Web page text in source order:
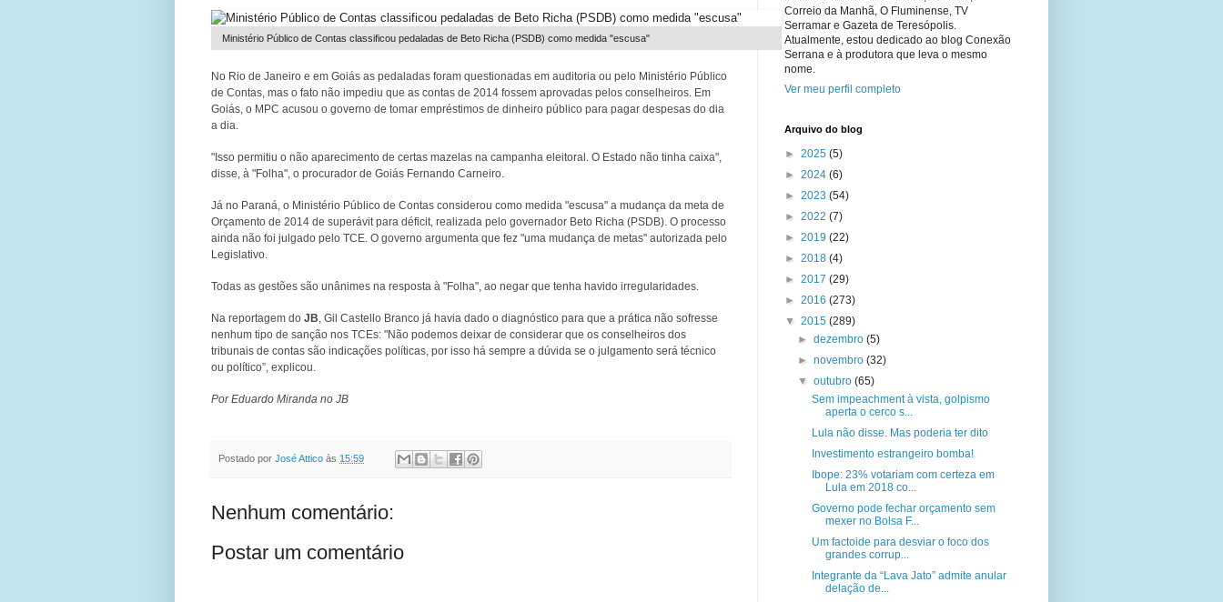
Ministério Público de Contas classificou pedaladas de Beto Richa (PSDB) como medida "escusa"
No Rio de Janeiro e em Goiás as pedaladas foram questionadas em auditoria ou pelo Ministério Público
de Contas, mas o fato não impediu que as contas de 2014 fossem aprovadas pelos conselheiros. Em
Goiás, o MPC acusou o governo de tomar empréstimos de dinheiro público para pagar despesas do dia
a dia.
"Isso permitiu o não aparecimento de certas mazelas na campanha eleitoral. O Estado não tinha caixa",
disse, à "Folha", o procurador de Goiás Fernando Carneiro.
Já no Paraná, o Ministério Público de Contas considerou como medida "escusa" a mudança da meta de
Orçamento de 2014 de superávit para déficit, realizada pelo governador Beto Richa (PSDB). O processo
ainda não foi julgado pelo TCE. O governo argumenta que fez "uma mudança de metas" autorizada pelo
Legislativo.
Todas as gestões são unânimes na resposta à "Folha", ao negar que tenha havido irregularidades.
Na reportagem do JB , Gil Castello Branco já havia dado o diagnóstico para que a prática não sofresse
nenhum tipo de sanção nos TCEs: "Não podemos deixar de considerar que os conselheiros dos
tribunais de contas são indicações políticas, por isso há sempre a dúvida se o julgamento será técnico
ou político”, explicou.
Por Eduardo Miranda no JB
Postado por José Attico às 15:59
Nenhum comentário:
Postar um comentário
Correio da Manhã, O Fluminense, TV
Serramar e Gazeta de Teresópolis.
Atualmente, estou dedicado ao blog Conexão
Serrana e à produtora que leva o mesmo
nome.
Ver meu perfil completo
Arquivo do blog
► 2025 (5)
► 2024 (6)
► 2023 (54)
► 2022 (7)
► 2019 (22)
► 2018 (4)
► 2017 (29)
► 2016 (273)
▼ 2015 (289)
►dezembro(5)
►novembro(32)
▼outubro(65)
Sem impeachment à vista, golpismo
aperta o cerco s...
Lula não disse. Mas poderia ter dito
Investimento estrangeiro bomba!
Ibope: 23% votariam com certeza em
Lula em 2018 co...
Governo pode fechar orçamento sem
mexer no Bolsa F...
Um factoide para desviar o foco dos
grandes corrup...
Integrante da “Lava Jato” admite anular
delação de...